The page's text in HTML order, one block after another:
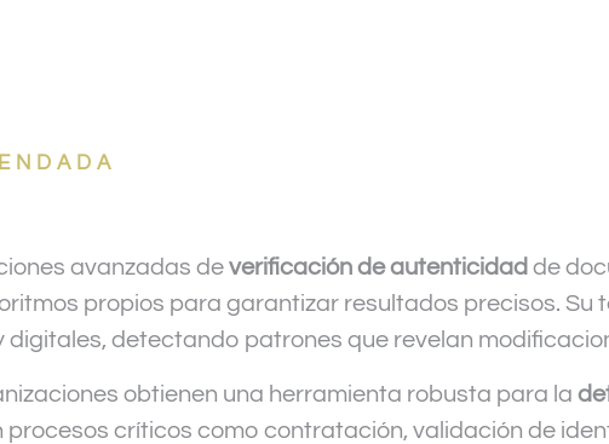
avanzadas deverificación de autenticidad de
propios para garantizar resultados precisos. Su
digitales, detectando patrones que revelan
obtienen una herramienta robusta para la
procesos críticos como contratación, validación de